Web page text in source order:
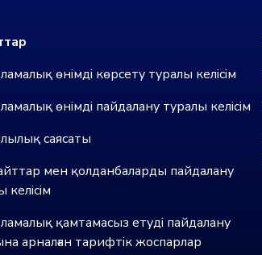
өнімді көрсету туралы келісім
өнімді пайдалану туралы келісім
саясаты
мен қолданбаларды пайдалану
келісім
қамтамасыз етуді пайдалану
арналған тарифтік жоспарлар